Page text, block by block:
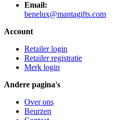
Email:
benelux@mantagifts.com
Account
Retailer login
Retailer registratie
Merk login
Andere pagina's
Over ons
Beurzen